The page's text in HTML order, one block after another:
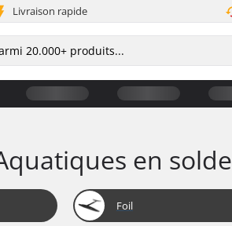
Livraison rapide
en solde
Foil